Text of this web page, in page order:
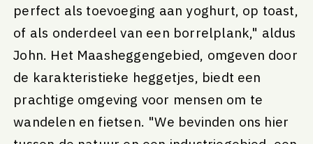
perfect als toevoeging aan yoghurt, op toast,
of als onderdeel van een borrelplank," aldus
John. Het Maasheggengebied, omgeven door
de karakteristieke heggetjes, biedt een
prachtige omgeving voor mensen om te
wandelen en fietsen. "We bevinden ons hier